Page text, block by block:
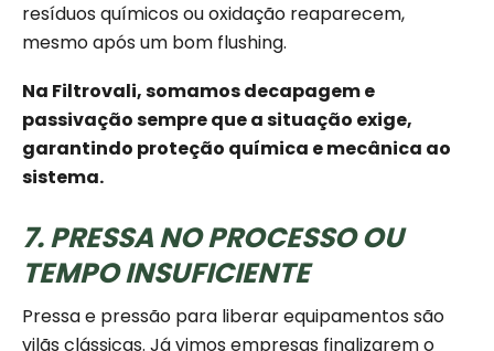
resíduos químicos ou oxidação reaparecem,
mesmo após um bom flushing.
Na Filtrovali, somamos decapagem e
passivação sempre que a situação exige,
garantindo proteção química e mecânica ao
sistema.
7. PRESSA NO PROCESSO OU
TEMPO INSUFICIENTE
Pressa e pressão para liberar equipamentos são
vilãs clássicas. Já vimos empresas finalizarem o